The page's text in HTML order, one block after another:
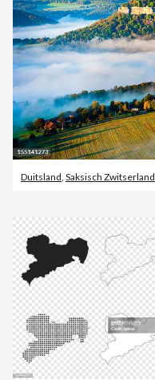
Duitsland Saksisch Zwitserland